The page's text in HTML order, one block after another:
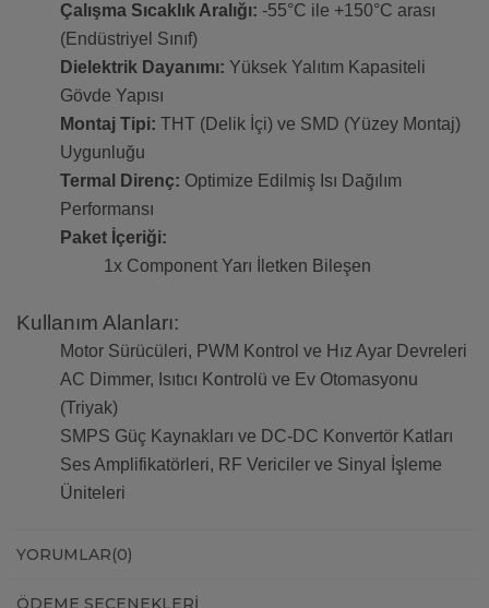
Çalışma Sıcaklık Aralığı: -55°C ile +150°C arası
(Endüstriyel Sınıf)
Dielektrik Dayanımı: Yüksek Yalıtım Kapasiteli
Gövde Yapısı
Montaj Tipi: THT (Delik İçi) ve SMD (Yüzey Montaj)
Uygunluğu
Termal Direnç: Optimize Edilmiş Isı Dağılım
Performansı
Paket İçeriği:
1x Component Yarı İletken Bileşen
Kullanım Alanları:
Motor Sürücüleri, PWM Kontrol ve Hız Ayar Devreleri
AC Dimmer, Isıtıcı Kontrolü ve Ev Otomasyonu
(Triyak)
SMPS Güç Kaynakları ve DC-DC Konvertör Katları
Ses Amplifikatörleri, RF Vericiler ve Sinyal İşleme
Üniteleri
YORUMLAR(0)
ÖDEME SEÇENEKLERI